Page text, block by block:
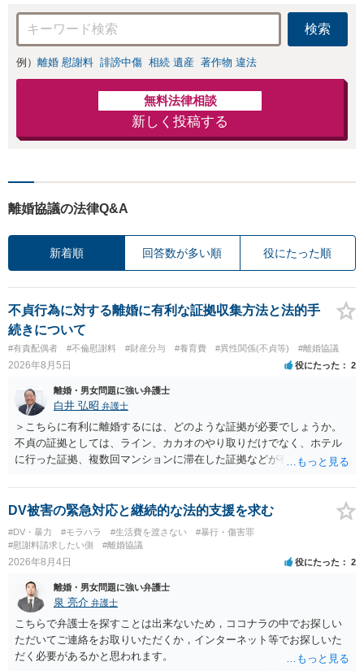
ご相談ください
検索
例） 離婚 慰謝料 誹謗中傷 相続 遺産 著作物 違法
無料法律相談
新しく投稿する
離婚協議の法律Q&A
新着順 回答数が多い順 役にたった順
不貞行為に対する離婚に有利な証拠収集方法と法的手
続きについて
#有責配偶者 #不倫慰謝料 #財産分与 #養育費 #異性関係(不貞等) #離婚協議
2026年8月5日 役にたった 2
離婚・男女問題に強い弁護士
白井 弘昭 弁護士
＞こちらに有利に離婚するには、どのような証拠が必要でしょうか。
不貞の証拠としては、ライン、カカオのやり取りだけでなく、ホテル
に行った証拠、複数回マンションに滞在した証拠などが有効です。 不
婚する、慰謝料をとるなど）ことができると思われます。 ただし、不
貞発覚後、長期間同居を続けると、不貞を許したとの評価につながる
DV被害の緊急対応と継続的な法的支援を求む
#DV・暴力 #モラハラ #生活費を渡さない
#暴行・傷害罪
#慰謝料請求したい側
#離婚協議
2026年8月4日 役にたった 2
離婚・男女問題に強い弁護士
泉 亮介 弁護士
こちらで弁護士を探すことは出来ないため，ココナラの中でお探しい
ただいてご連絡をお取りいただくか，インターネット等でお探しいた
だく必要があるかと思われます。